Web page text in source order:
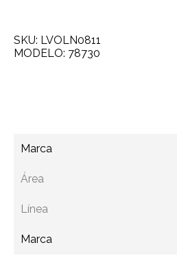
SKU: LVOLN0811
MODELO: 78730
Marca
Área
Línea
Marca